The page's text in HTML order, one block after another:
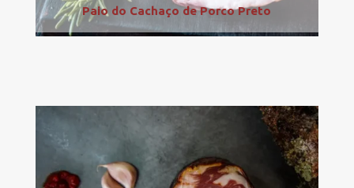
Paio do Cachaço de Porco Preto